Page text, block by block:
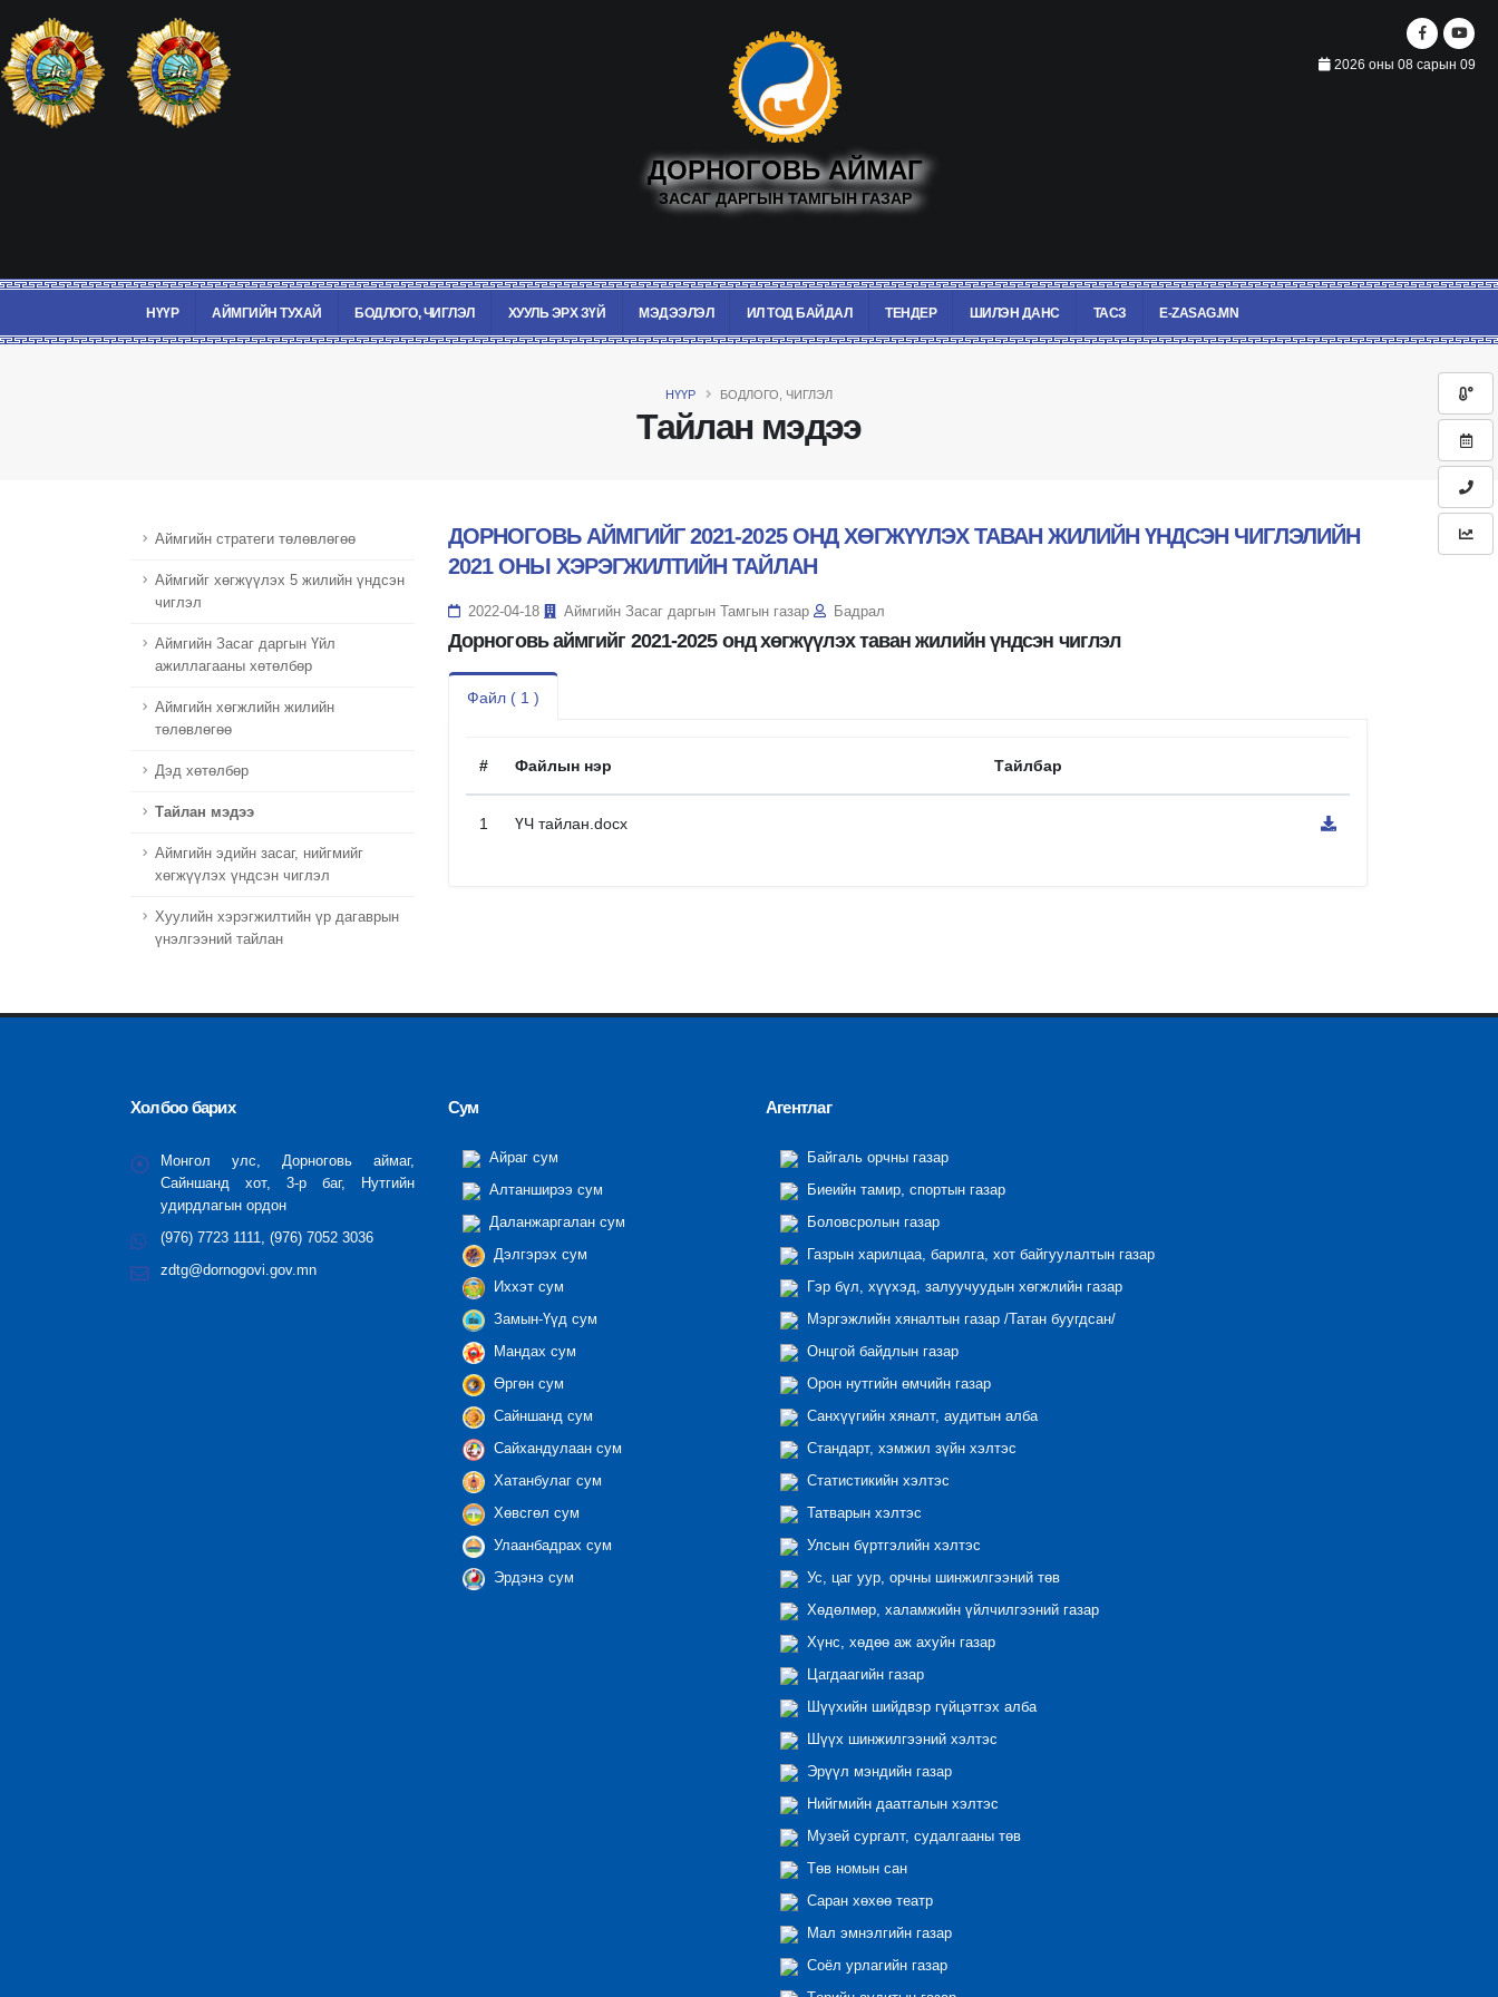
2026 оны 08 сарын 09
ДОРНОГОВЬ АЙМАГ
ЗАСАГ ДАРГЫН ТАМГЫН ГАЗАР
НҮҮР АЙМГИЙН ТУХАЙ БОДЛОГО, ЧИГЛЭЛ ХУУЛЬ ЭРХ ЗҮЙ МЭДЭЭЛЭЛ ИЛ ТОД БАЙДАЛ ТЕНДЕР ШИЛЭН ДАНС ТАСЗ E-ZASAG.MN
НҮҮР БОДЛОГО, ЧИГЛЭЛ
Тайлан мэдээ
Аймгийн стратеги төлөвлөгөө
Aймгийг хөгжүүлэх 5 жилийн үндсэн
чиглэл
Аймгийн Засаг даргын Үйл
ажиллагааны хөтөлбөр
Aймгийн хөгжлийн жилийн
төлөвлөгөө
Дэд хөтөлбөр
Тайлан мэдээ
Аймгийн эдийн засаг, нийгмийг
хөгжүүлэх үндсэн чиглэл
Хуулийн хэрэгжилтийн үр дагаврын
үнэлгээний тайлан
ДОРНОГОВЬ АЙМГИЙГ 2021-2025 ОНД ХӨГЖҮҮЛЭХ ТАВАН ЖИЛИЙН ҮНДСЭН ЧИГЛЭЛИЙН
2021 ОНЫ ХЭРЭГЖИЛТИЙН ТАЙЛАН
2022-04-18 Аймгийн Засаг даргын Тамгын газар Бадрал
Дорноговь аймгийг 2021-2025 онд хөгжүүлэх таван жилийн үндсэн чиглэл
Файл ( 1 )
# Файлын нэр Тайлбар
1 ҮЧ тайлан.docx
Холбоо барих
Монгол улс, Дорноговь аймаг,
Сайншанд хот, 3-р баг, Нутгийн
удирдлагын ордон
(976) 7723 1111, (976) 7052 3036
zdtg@dornogovi.gov.mn
Сум
Айраг сум
Алтанширээ сум
Даланжаргалан сум
Дэлгэрэх сум
Иххэт сум
Замын-Үүд сум
Мандах сум
Өргөн сум
Сайншанд сум
Сайхандулаан сум
Хатанбулаг сум
Хөвсгөл сум
Улаанбадрах сум
Эрдэнэ сум
Агентлаг
Байгаль орчны газар
Биеийн тамир, спортын газар
Боловсролын газар
Газрын харилцаа, барилга, хот байгуулалтын газар
Гэр бүл, хүүхэд, залуучуудын хөгжлийн газар
Мэргэжлийн хяналтын газар /Татан буугдсан/
Онцгой байдлын газар
Орон нутгийн өмчийн газар
Санхүүгийн хяналт, аудитын алба
Стандарт, хэмжил зүйн хэлтэс
Статистикийн хэлтэс
Татварын хэлтэс
Улсын бүртгэлийн хэлтэс
Ус, цаг уур, орчны шинжилгээний төв
Хөдөлмөр, халамжийн үйлчилгээний газар
Хүнс, хөдөө аж ахуйн газар
Цагдаагийн газар
Шүүхийн шийдвэр гүйцэтгэх алба
Шүүх шинжилгээний хэлтэс
Эрүүл мэндийн газар
Нийгмийн даатгалын хэлтэс
Музей сургалт, судалгааны төв
Төв номын сан
Саран хөхөө театр
Мал эмнэлгийн газар
Соёл урлагийн газар